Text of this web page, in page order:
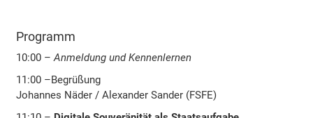
Programm
10:00 –Anmeldung und Kennenlernen
11:00 –Begrüßung
Johannes Näder / Alexander Sander (FSFE)